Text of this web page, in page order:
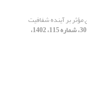
بر آینده شفافیت
[دوره 30، شماره 115، 1402،